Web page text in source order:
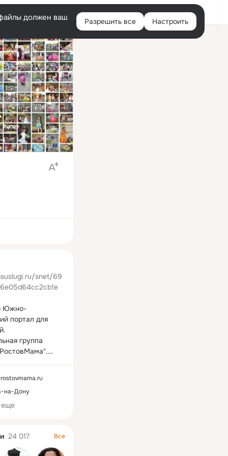
Войти
должен ваш
Разрешить все Настроить
snet/69
Южно-
портал для
группа
рекламы в
и
партнерству:
Семья. Дети.
на-Дону
еще
24 017 Все